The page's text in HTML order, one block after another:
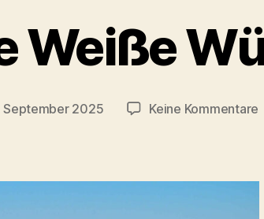
Weiße
September 2025 Keine Kommentarezu